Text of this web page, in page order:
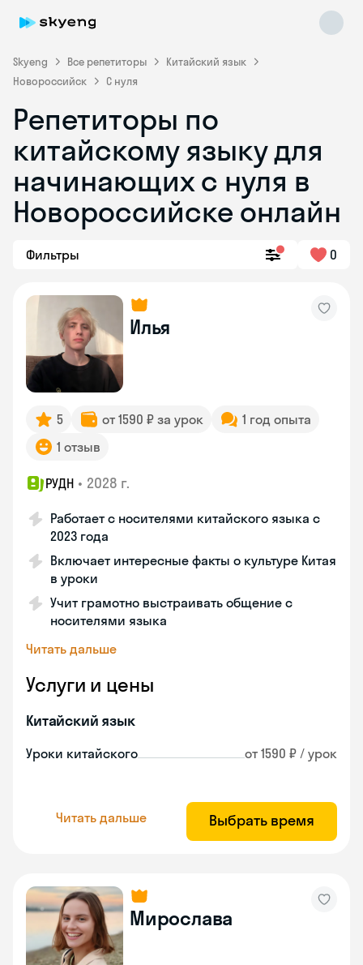
Skyeng Все репетиторы
Китайский язык
Новороссийск
С нуля
Репетиторы по
китайскому языку для
начинающих с нуля в
Новороссийске онлайн
Фильтры 0
Илья
5 от 1590 ₽ за урок
1 год опыта
1 отзыв
РУДН • 2028 г.
Работает с носителями китайского языка с
2023 года
Включает интересные факты о культуре Китая
в уроки
Учит грамотно выстраивать общение с
носителями языка
Читать дальше
Услуги и цены
Китайский язык
Уроки китайского от 1590 ₽ / урок
Читать дальше Выбрать время
Мирослава
Skyeng Chat